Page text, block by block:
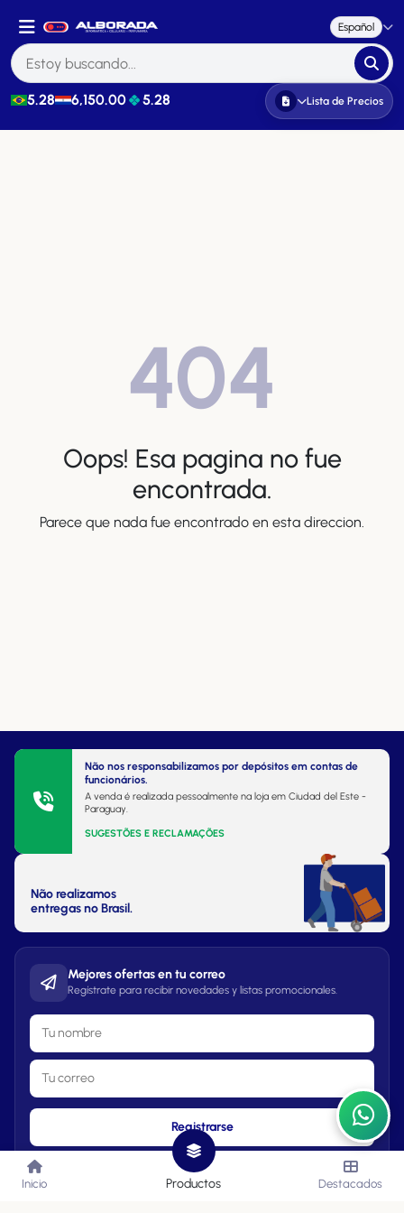
Español
5.28 6,150.00 5.28 Lista de Precios
404
Oops! Esa pagina no fue
encontrada.
Parece que nada fue encontrado en esta direccion.
Não nos responsabilizamos por depósitos em contas de
funcionários.
A venda é realizada pessoalmente na loja em Ciudad del Este -
Paraguay.
SUGESTÕES E RECLAMAÇÕES
Não realizamos
entregas no Brasil.
Mejores ofertas en tu correo
Regístrate para recibir novedades y listas promocionales.
Registrarse
Inicio Productos Destacados